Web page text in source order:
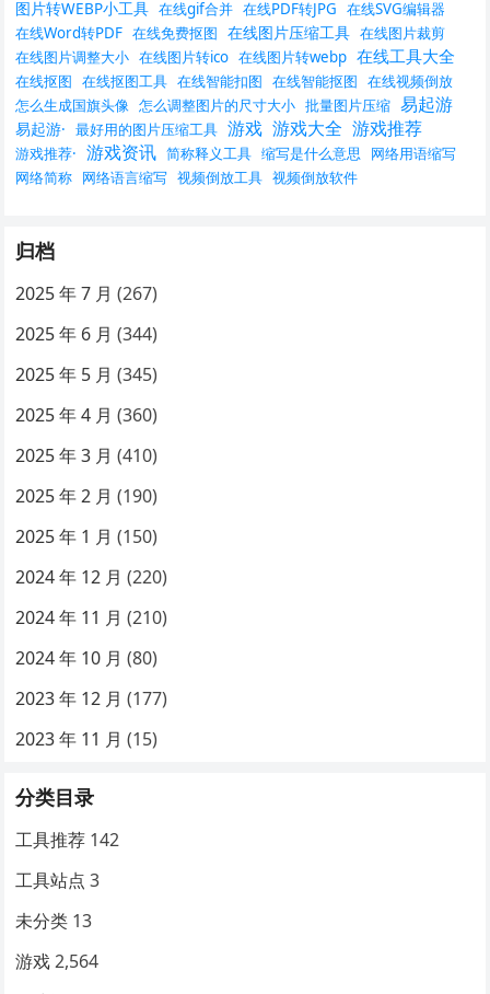
图片转WEBP小工具 在线gif合并 在线PDF转JPG 在线SVG编辑器
在线Word转PDF 在线免费抠图 在线图片压缩工具 在线图片裁剪
在线图片调整大小 在线图片转ico 在线图片转webp 在线工具大全
在线抠图 在线抠图工具 在线智能扣图 在线智能抠图 在线视频倒放
怎么生成国旗头像 怎么调整图片的尺寸大小 批量图片压缩 易起游
易起游· 最好用的图片压缩工具 游戏 游戏大全 游戏推荐
游戏推荐· 游戏资讯 简称释义工具 缩写是什么意思
网络用语缩写
网络简称 网络语言缩写 视频倒放工具 视频倒放软件
归档
2025 年 7 月 (267)
2025 年 6 月 (344)
2025 年 5 月 (345)
2025 年 4 月 (360)
2025 年 3 月 (410)
2025 年 2 月 (190)
2025 年 1 月 (150)
2024 年 12 月 (220)
2024 年 11 月 (210)
2024 年 10 月 (80)
2023 年 12 月 (177)
2023 年 11 月 (15)
分类目录
工具推荐 142
工具站点 3
未分类 13
游戏 2,564